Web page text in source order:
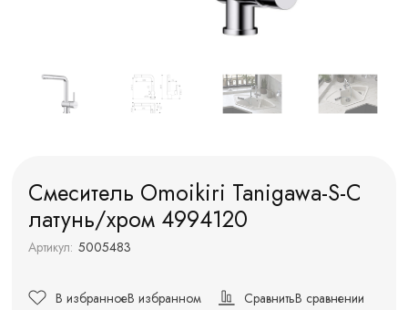
Смеситель Omoikiri Tanigawa-S-С
латунь/хром 4994120
Артикул: 5005483
В избранноеВ избранном СравнитьВ сравнении